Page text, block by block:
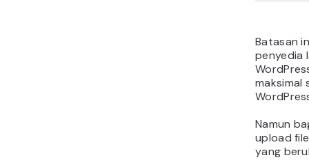
Batasan
penyedia
maksimal
Namun
upload
yang